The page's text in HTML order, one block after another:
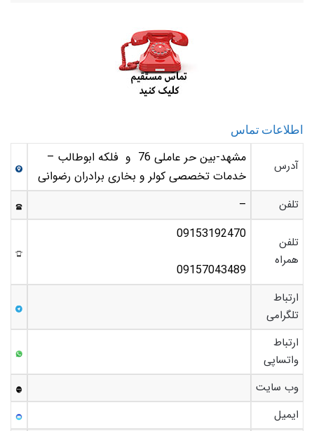
اطلاعات تماس
آدرس
مشهد-بین حر عاملی 76 و فلکه ابوطالب –
خدمات تخصصی کولر و بخاری برادران رضوانی
تلفن –
تلفن
همراه
09153192470
09157043489
ارتباط
تلگرامی
ارتباط
واتساپی
وب سایت
ایمیل